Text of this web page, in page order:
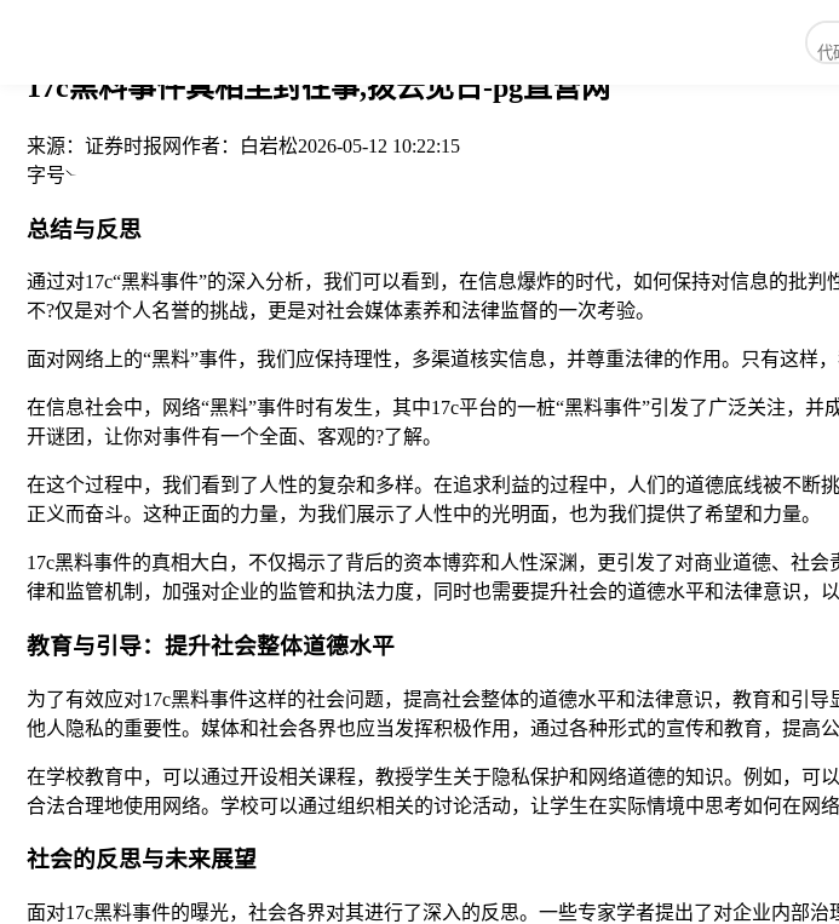
17c黑料事件真相尘封往事,拨云见日-pg直营网
来源： 证券时报网作者： 白岩松2026-05-12 10:22:15
字号
总结与反思
通过对17c“黑料事件”的深入分析，我们可以看到，在信息爆炸的时代，如何保持对信息的批
不?仅是对个人名誉的挑战，更是对社会媒体素养和法律监督的一次考验。
面对网络上的“黑料”事件，我们应保持理性，多渠道核实信息，并尊重法律的作用。只有这样
在信息社会中，网络“黑料”事件时有发生，其中17c平台的一桩“黑料事件”引发了广泛关注，
开谜团，让你对事件有一个全面、客观的?了解。
在这个过程中，我们看到了人性的复杂和多样。在追求利益的过程中，人们的道德底线被不
正义而奋斗。这种正面的力量，为我们展示了人性中的光明面，也为我们提供了希望和力量。
17c黑料事件的真相大白，不仅揭示了背后的资本博弈和人性深渊，更引发了对商业道德、社
律和监管机制，加强对企业的监管和执法力度，同时也需要提升社会的道德水平和法律意识，
教育与引导：提升社会整体道德水平
为了有效应对17c黑料事件这样的社会问题，提高社会整体的道德水平和法律意识，教育和引
他人隐私的重要性。媒体和社会各界也应当发挥积极作用，通过各种形式的宣传和教育，提高
在学校教育中，可以通过开设相关课程，教授学生关于隐私保护和网络道德的知识。例如，
合法合理地使用网络。学校可以通过组织相关的讨论活动，让学生在实际情境中思考如何在网
社会的反思与未来展望
面对17c黑料事件的曝光，社会各界对其进行了深入的反思。一些专家学者提出了对企业内部